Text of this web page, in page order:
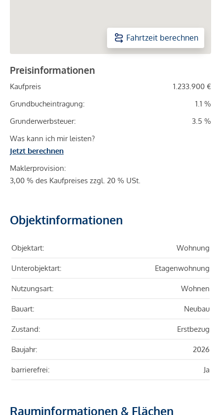
Fahrtzeit berechnen
Preisinformationen
Kaufpreis
1.233.900 €
Grundbucheintragung:
1.1 %
Grunderwerbsteuer:
3.5 %
Was kann ich mir leisten?
Jetzt berechnen
Maklerprovision:
3,00 % des Kaufpreises zzgl. 20 % USt.
Objektinformationen
Objektart: Wohnung
Unterobjektart: Etagenwohnung
Nutzungsart: Wohnen
Bauart: Neubau
Zustand: Erstbezug
Baujahr: 2026
barrierefrei: Ja
Rauminformationen & Flächen